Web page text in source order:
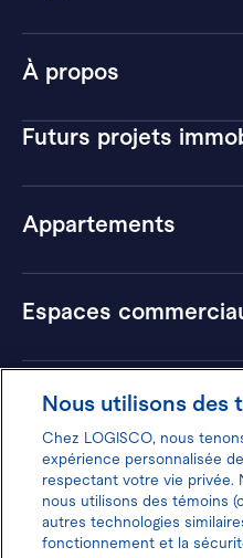
À propos
Futurs projets
Appartements
Espaces
Hôtels
Donnez votre
Nous utilisons des
Chez LOGISCO, nous
expérience personnalisée
respectant votre vie privée.
nous utilisons des témoins
autres technologies
fonctionnement et la